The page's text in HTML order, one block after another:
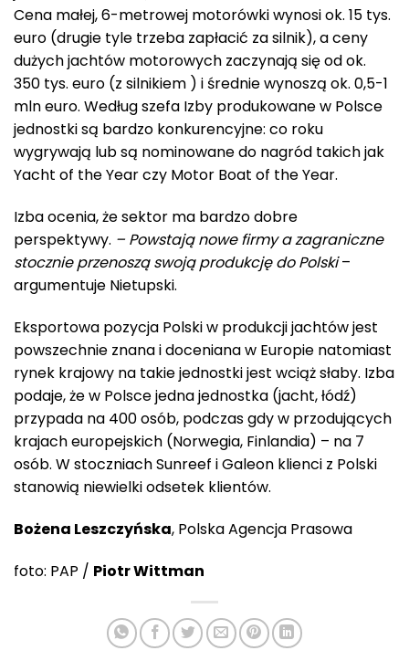
Cena małej, 6-metrowej motorówki wynosi ok. 15 tys.
euro (drugie tyle trzeba zapłacić za silnik), a ceny
dużych jachtów motorowych zaczynają się od ok.
350 tys. euro (z silnikiem ) i średnie wynoszą ok. 0,5-1
mln euro. Według szefa Izby produkowane w Polsce
jednostki są bardzo konkurencyjne: co roku
wygrywają lub są nominowane do nagród takich jak
Yacht of the Year czy Motor Boat of the Year.
Izba ocenia, że sektor ma bardzo dobre
perspektywy. – Powstają nowe firmy a zagraniczne
stocznie przenoszą swoją produkcję do Polski–
argumentuje Nietupski.
Eksportowa pozycja Polski w produkcji jachtów jest
powszechnie znana i doceniana w Europie natomiast
rynek krajowy na takie jednostki jest wciąż słaby. Izba
podaje, że w Polsce jedna jednostka (jacht, łódź)
przypada na 400 osób, podczas gdy w przodujących
krajach europejskich (Norwegia, Finlandia) – na 7
osób. W stoczniach Sunreef i Galeon klienci z Polski
stanowią niewielki odsetek klientów.
Bożena Leszczyńska, Polska Agencja Prasowa
foto: PAP / Piotr Wittman